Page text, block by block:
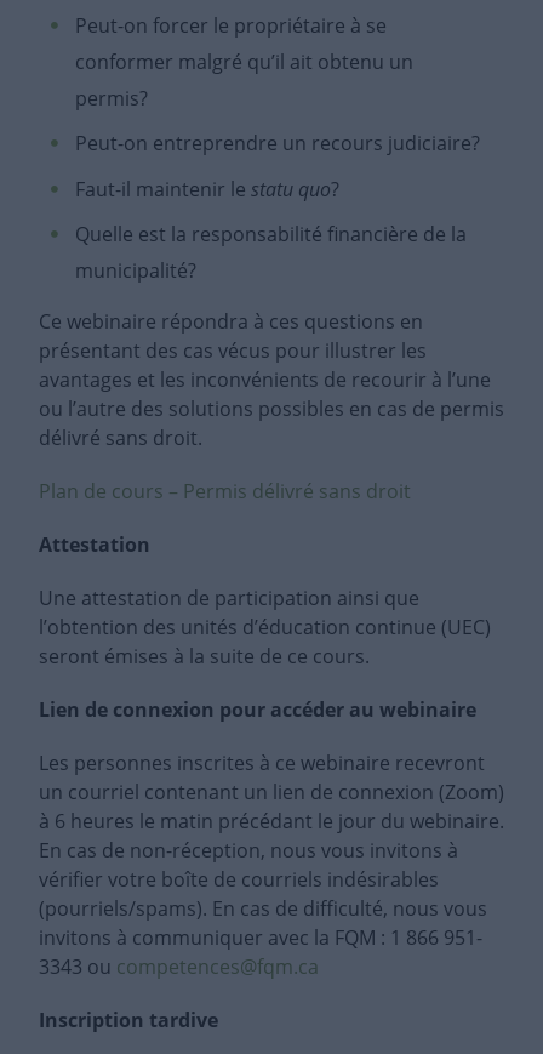
Peut-on forcer le propriétaire à se
conformer malgré qu’il ait obtenu un
permis?
Peut-on entreprendre un recours judiciaire?
Faut-il maintenir le statu quo?
Quelle est la responsabilité financière de la
municipalité?
Ce webinaire répondra à ces questions en
présentant des cas vécus pour illustrer les
avantages et les inconvénients de recourir à l’une
ou l’autre des solutions possibles en cas de permis
délivré sans droit.
Plan de cours – Permis délivré sans droit
Attestation
Une attestation de participation ainsi que
l’obtention des unités d’éducation continue (UEC)
seront émises à la suite de ce cours.
Lien de connexion pour accéder au webinaire
Les personnes inscrites à ce webinaire recevront
un courriel contenant un lien de connexion (Zoom)
à 6 heures le matin précédant le jour du webinaire.
En cas de non-réception, nous vous invitons à
vérifier votre boîte de courriels indésirables
(pourriels/spams). En cas de difficulté, nous vous
invitons à communiquer avec la FQM : 1 866 951-
3343 ou competences@fqm.ca
Inscription tardive